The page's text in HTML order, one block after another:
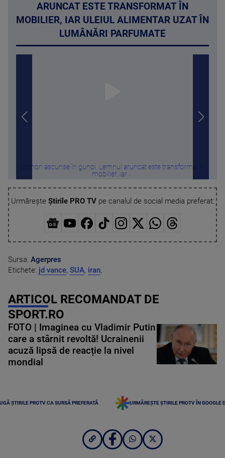
ARUNCAT ESTE TRANSFORMAT ÎN
MOBILIER, IAR ULEIUL ALIMENTAR UZAT ÎN
LUMÂNĂRI PARFUMATE
Comori ascunse în gunoi. Lemnul aruncat este transformat în
mobilier, iar ...
Urmărește Știrile PRO TVpe canalul de social media preferat:
Sursa: Agerpres
Etichete: jd vance, SUA, iran,
ARTICOL RECOMANDAT DE
SPORT.RO
FOTO | Imaginea cu Vladimir Putin
care a stârnit revoltă! Ucrainenii
acuză lipsă de reacție la nivel
mondial
ȘTIRILE PROTV CA SURSĂ PREFERATĂ URMĂREȘTE ȘTIRILE PROTV ÎN GOOGLE